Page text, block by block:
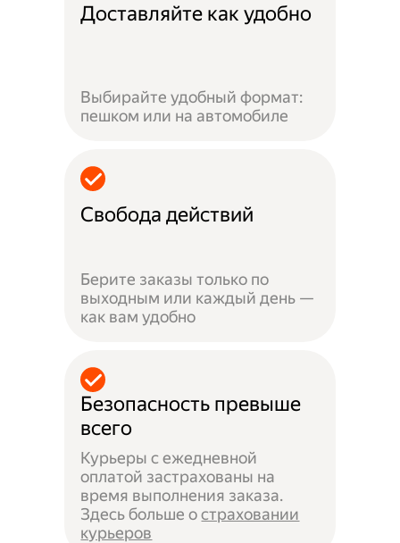
Доставляйте как удобно
Выбирайте удобный формат:
пешком или на автомобиле
Свобода действий
Берите заказы только по
выходным или каждый день —
как вам удобно
Безопасность превыше
всего
Курьеры с ежедневной
оплатой застрахованы на
время выполнения заказа.
Здесь больше остраховании
курьеров